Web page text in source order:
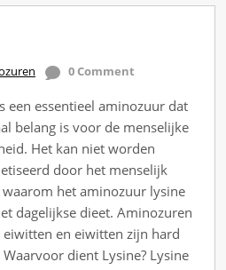
0 Comment
een essentieel aminozuur dat
belang is voor de menselijke
Het kan niet worden
door het menselijk
het aminozuur lysine
dagelijkse dieet. Aminozuren
en eiwitten zijn hard
dient Lysine? Lysine